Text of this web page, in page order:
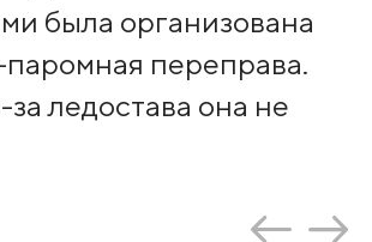
была организована
переправа.
ледостава она не